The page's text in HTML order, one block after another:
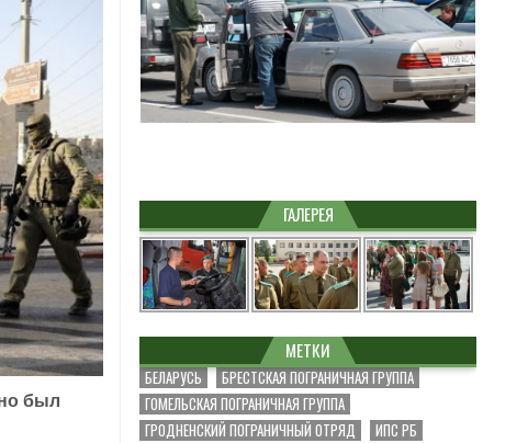
был
ГАЛЕРЕЯ
МЕТКИ
БЕЛАРУСЬ
БРЕСТСКАЯ ПОГРАНИЧНАЯ ГРУППА
ГОМЕЛЬСКАЯ ПОГРАНИЧНАЯ ГРУППА
ГРОДНЕНСКИЙ ПОГРАНИЧНЫЙ ОТРЯД
ИПС РБ